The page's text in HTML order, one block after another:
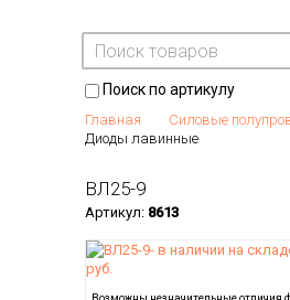
Поиск по артикулу
Главная
Силовые
Диоды лавинные
ВЛ25-9
Артикул: 8613